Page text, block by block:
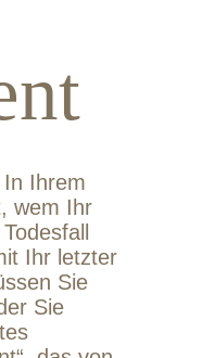
Ihrem
wem Ihr
Ihr letzter
Sie
Sie